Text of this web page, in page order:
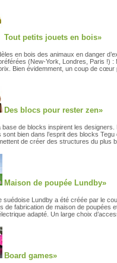
Tout petits jouets en bois»
en bois des animaux en danger
(New-York, Londres, Paris !)
Bien évidemment, un coup de
Des blocs pour rester zen»
base de blocks inspirent les designers.
sont bien dans l’esprit des blocks
de créer des structures du plus
Maison de poupée Lundby»
suédoise Lundby a été créée par le
de fabrication de maison de poupées
adapté. Un large choix
Board games»